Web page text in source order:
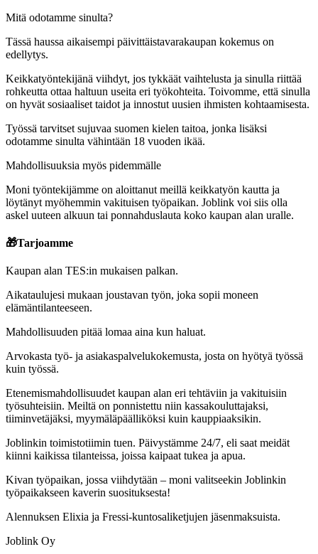
Mitä odotamme sinulta?
Tässä haussa aikaisempi päivittäistavarakaupan kokemus on
edellytys.
Keikkatyöntekijänä viihdyt, jos tykkäät vaihtelusta ja sinulla riittää
rohkeutta ottaa haltuun useita eri työkohteita. Toivomme, että sinulla
on hyvät sosiaaliset taidot ja innostut uusien ihmisten kohtaamisesta.
Työssä tarvitset sujuvaa suomen kielen taitoa, jonka lisäksi
odotamme sinulta vähintään 18 vuoden ikää.
Mahdollisuuksia myös pidemmälle
Moni työntekijämme on aloittanut meillä keikkatyön kautta ja
löytänyt myöhemmin vakituisen työpaikan. Joblink voi siis olla
askel uuteen alkuun tai ponnahduslauta koko kaupan alan uralle.
🎁Tarjoamme
Kaupan alan TES:in mukaisen palkan.
Aikataulujesi mukaan joustavan työn, joka sopii moneen
elämäntilanteeseen.
Mahdollisuuden pitää lomaa aina kun haluat.
Arvokasta työ- ja asiakaspalvelukokemusta, josta on hyötyä työssä
kuin työssä.
Etenemismahdollisuudet kaupan alan eri tehtäviin ja vakituisiin
työsuhteisiin. Meiltä on ponnistettu niin kassakouluttajaksi,
tiiminvetäjäksi, myymäläpäälliköksi kuin kauppiaaksikin.
Joblinkin toimistotiimin tuen. Päivystämme 24/7, eli saat meidät
kiinni kaikissa tilanteissa, joissa kaipaat tukea ja apua.
Kivan työpaikan, jossa viihdytään – moni valitseekin Joblinkin
työpaikakseen kaverin suosituksesta!
Alennuksen Elixia ja Fressi-kuntosaliketjujen jäsenmaksuista.
Joblink Oy